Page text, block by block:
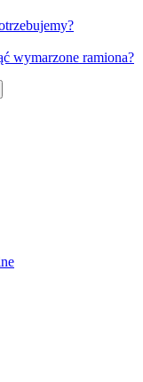
wymarzone ramiona?